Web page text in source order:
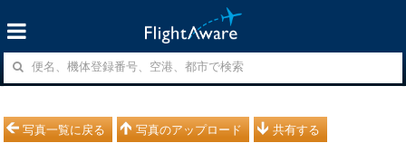
写真一覧に戻る 写真のアップロード 共有する